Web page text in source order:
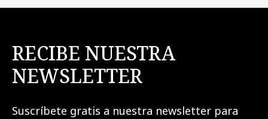
RECIBE NUESTRA
NEWSLETTER
Suscríbete gratis a nuestra newsletter para